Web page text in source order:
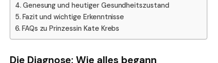
Genesung und heutiger Gesundheitszustand
Fazit und wichtige Erkenntnisse
FAQs zu Prinzessin Kate Krebs
Die Diagnose: Wie alles begann